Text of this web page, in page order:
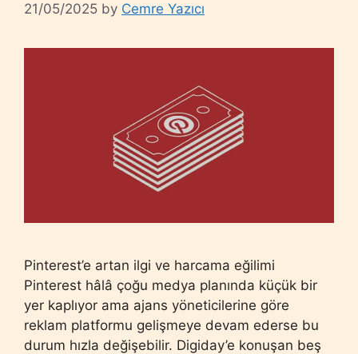
21/05/2025 by Cemre Yazıcı
Pinterest’e artan ilgi ve harcama eğilimi
Pinterest hâlâ çoğu medya planında küçük bir
yer kaplıyor ama ajans yöneticilerine göre
reklam platformu gelişmeye devam ederse bu
durum hızla değişebilir. Digiday’e konuşan beş